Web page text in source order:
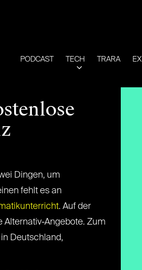
PODCAST TECH TRARA
Dingen, um
fehlt es an
. Auf der
Alternativ-Angebote. Zum
Deutschland,